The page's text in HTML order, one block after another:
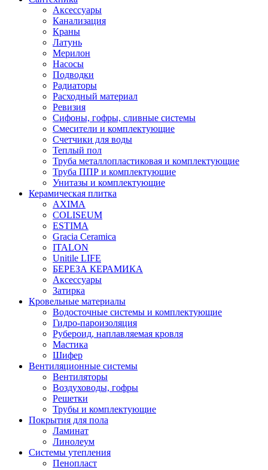
Аксессуары
Канализация
Краны
Латунь
Мерилон
Насосы
Подводки
Радиаторы
Расходный материал
Ревизия
Сифоны, гофры, сливные системы
Смесители и комплектующие
Счетчики для воды
Теплый пол
Труба металлопластиковая и комплектующие
Труба ППР и комплектующие
Унитазы и комплектующие
Керамическая плитка
AXIMA
COLISEUM
ESTIMA
Gracia Ceramica
ITALON
Unitile LIFE
БЕРЕЗА КЕРАМИКА
Аксессуары
Затирка
Кровельные материалы
Водосточные системы и комплектующие
Гидро-пароизоляция
Рубероид, наплавляемая кровля
Мастика
Шифер
Вентиляционные системы
Вентиляторы
Воздуховоды, гофры
Решетки
Трубы и комплектующие
Покрытия для пола
Ламинат
Линолеум
Системы утепления
Пенопласт